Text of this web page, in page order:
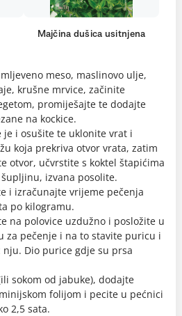
Majčina dušica usitnjena
meso, maslinovo ulje,
krušne mrvice, začinite
promiješajte te dodajte
na kockice.
i osušite te uklonite vrat i
koja prekriva otvor vrata, zatim
otvor, učvrstite s koktel štapićima
izvana posolite.
i izračunajte vrijeme pečenja
po kilogramu.
na polovice uzdužno i posložite u
za pečenje i na to stavite puricu i
Dio purice gdje su prsa
sokom od jabuke), dodajte
folijom i pecite u pećnici
2,5 sata.